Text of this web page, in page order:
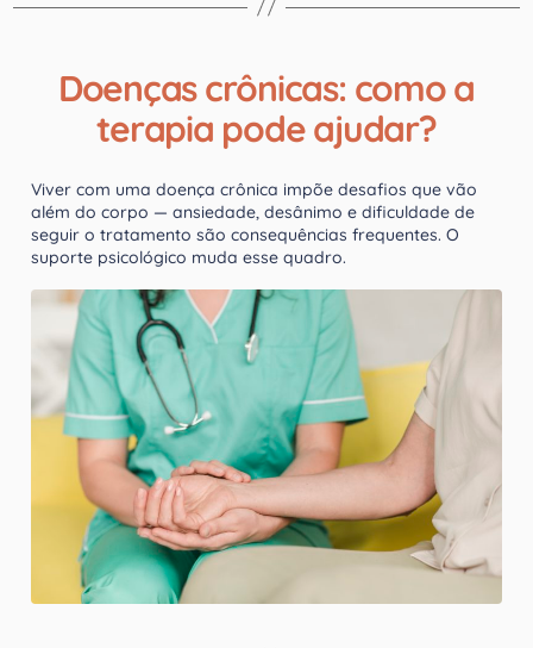
Doenças crônicas: como a
terapia pode ajudar?
Viver com uma doença crônica impõe desafios que vão
além do corpo — ansiedade, desânimo e dificuldade de
seguir o tratamento são consequências frequentes. O
suporte psicológico muda esse quadro.